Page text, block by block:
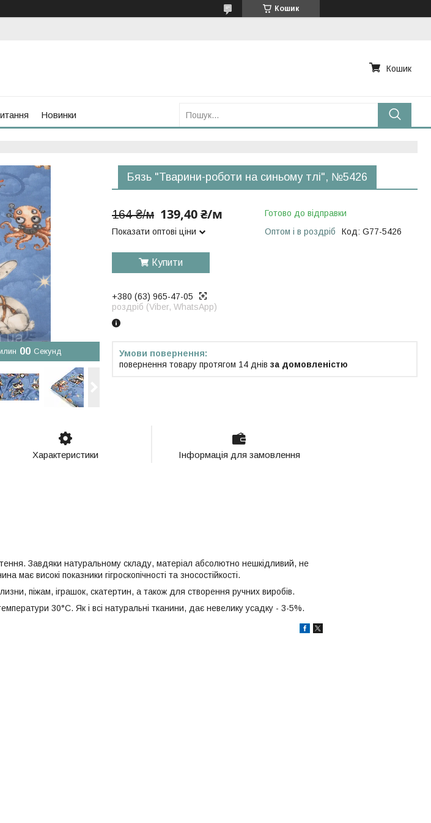
Кошик
Кошик
Новинки
00 Секунд
Бязь "Тварини-роботи на синьому тлі", №5426
164 ₴/м 139,40 ₴/м
Показати оптові ціни
Готово до відправки
Оптом і в роздріб
Код: G77-5426
Купити
+380 (63) 965-47-05
роздріб (Viber, WhatsApp)
повернення товару протягом 14 днів за домовленістю
Характеристики Інформація для замовлення
Завдяки натуральному складу, матеріал абсолютно нешкідливий, не
має високі показники гігроскопічності та зносостійкості.
піжам, іграшок, скатертин, а також для створення ручних виробів.
30°С. Як і всі натуральні тканини, дає невелику усадку - 3-5%.